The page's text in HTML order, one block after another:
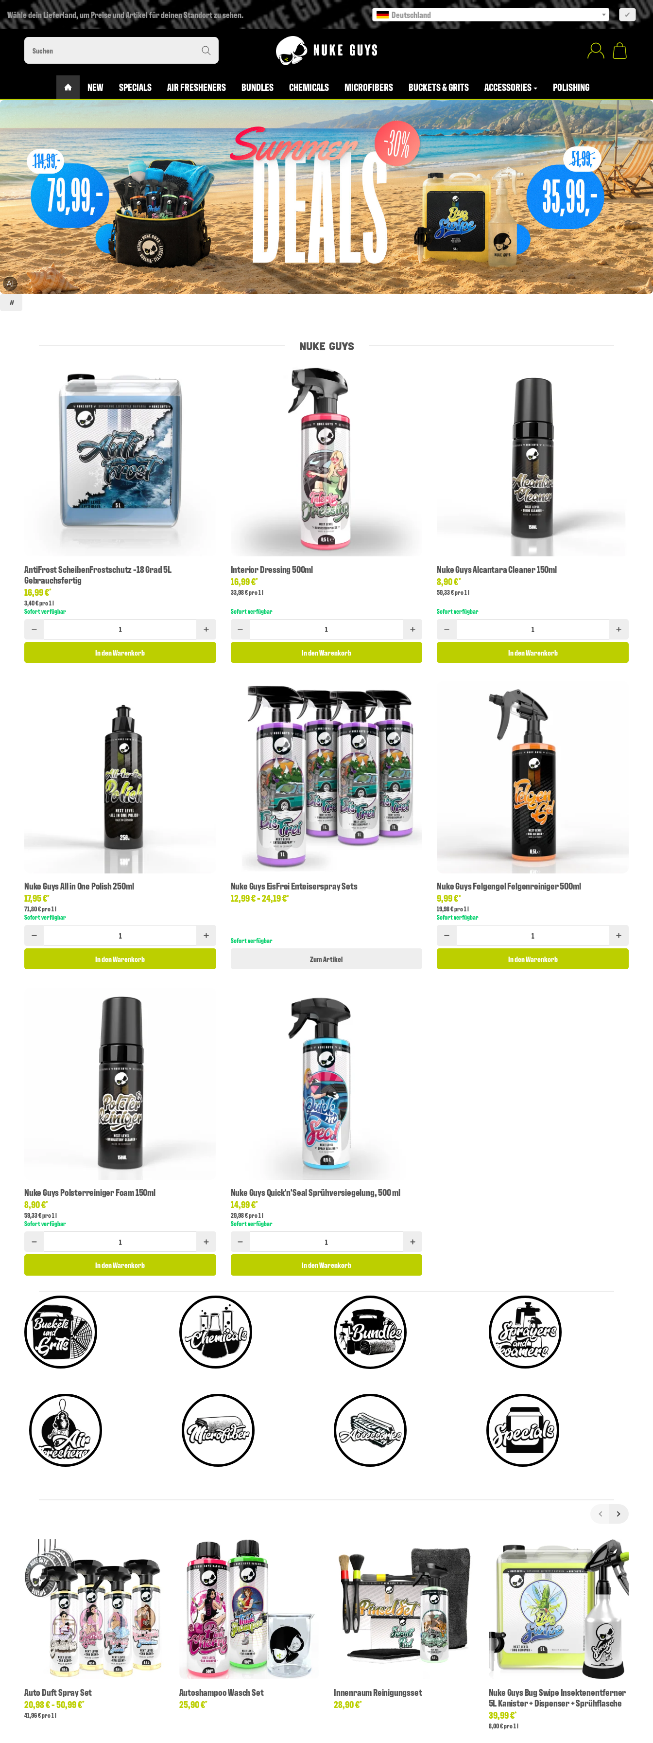
Wähle dein Lieferland, um Preise und Artikel für deinen Standort zu sehen. Deutschland ✔
VERSANDKOSTENFREI AB 49 € BESTELLWERT
#CUSTOM.LINKHOME#
NEW SPECIALS AIR FRESHENERS BUNDLES CHEMICALS MICROFIBERS BUCKETS & GRITS ACCESSORIES POLISHING
NUKE GUYS
AntiFrost ScheibenFrostschutz -18 Grad 5L
Gebrauchsfertig
16,99 €*
3,40 € pro 1 l
Sofort verfügbar
In den Warenkorb
Interior Dressing 500ml
16,99 €*
33,98 € pro 1 l
Sofort verfügbar
In den Warenkorb
Nuke Guys Alcantara Cleaner 150ml
8,90 €*
59,33 € pro 1 l
Sofort verfügbar
In den Warenkorb
Nuke Guys All in One Polish 250ml
17,95 €*
71,80 € pro 1 l
Sofort verfügbar
In den Warenkorb
Nuke Guys EisFrei Enteiserspray Sets
12,99 € -24,19 €*
Sofort verfügbar
Zum Artikel
Nuke Guys Felgengel Felgenreiniger 500ml
9,99 €*
19,98 € pro 1 l
Sofort verfügbar
In den Warenkorb
Nuke Guys Polsterreiniger Foam 150ml
8,90 €*
59,33 € pro 1 l
Sofort verfügbar
In den Warenkorb
Nuke Guys Quick'n'Seal Sprühversiegelung, 500 ml
14,99 €*
29,98 € pro 1 l
Sofort verfügbar
In den Warenkorb
Auto Duft Spray Set
20,98 € -50,99 €*
41,96 € pro 1 l
Autoshampoo Wasch Set
25,90 €*
Innenraum Reinigungsset
28,90 €*
Nuke Guys Bug Swipe Insektenentferner
5L Kanister + Dispenser + Sprühflasche
39,99 €*
8,00 € pro 1 l